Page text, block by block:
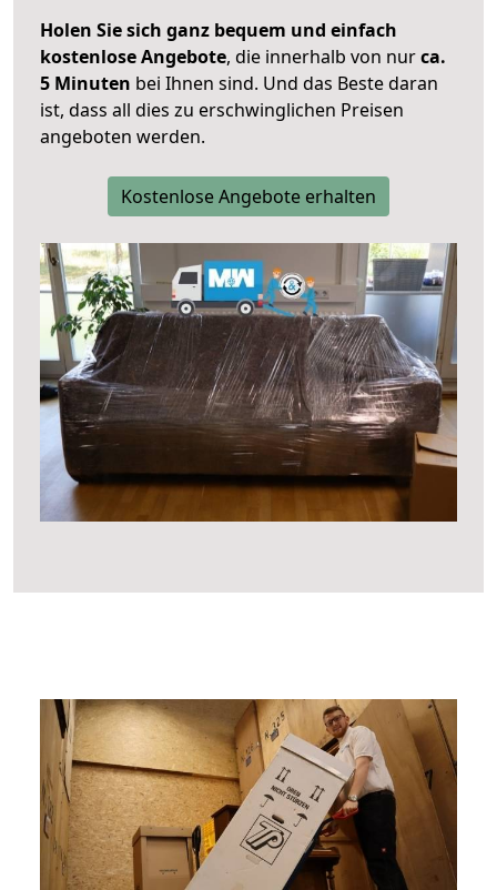
Holen Sie sich ganz bequem und einfach
kostenlose Angebote, die innerhalb von nurca.
5 Minuten bei Ihnen sind. Und das Beste daran
ist, dass all dies zu erschwinglichen Preisen
angeboten werden.
Kostenlose Angebote erhalten